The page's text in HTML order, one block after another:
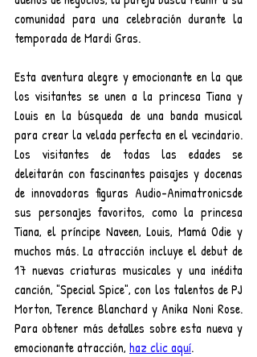
comunidad para una celebración durante la
temporada de Mardi Gras.
Esta aventura alegre y emocionante en la que
los visitantes se unen a la princesa Tiana y
Louis en la búsqueda de una banda musical
para crear la velada perfecta en el vecindario.
Los visitantes de todas las edades se
deleitarán con fascinantes paisajes y docenas
de innovadoras figuras Audio-Animatronicsde
sus personajes favoritos, como la princesa
Tiana, el príncipe Naveen, Louis, Mamá Odie y
muchos más. La atracción incluye el debut de
17 nuevas criaturas musicales y una inédita
canción, "Special Spice", con los talentos de PJ
Morton, Terence Blanchard y Anika Noni Rose.
Para obtener más detalles sobre esta nueva y
emocionante atracción, haz clic aquí.